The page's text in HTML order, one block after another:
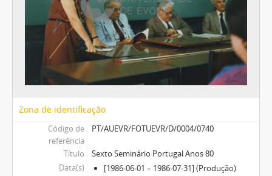
Zona de identificação
Código de
referência
PT/AUEVR/FOTUEVR/D/0004/0740
Título
Sexto Seminário Portugal Anos 80
Data(s)
[1986-06-01 – 1986-07-31] (Produção)